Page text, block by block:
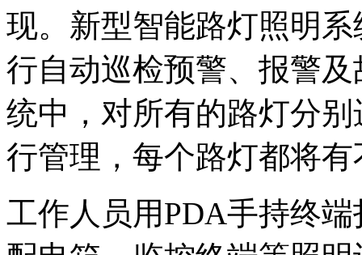
现。新型智能路灯照明
行自动巡检预警、报警
统中，对所有的路灯分
行管理，每个路灯都将有
工作人员用PDA手持终